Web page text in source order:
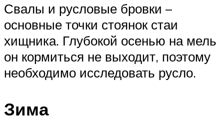
Свалы и русловые бровки –
основные точки стоянок стаи
хищника. Глубокой осенью на мель
он кормиться не выходит, поэтому
необходимо исследовать русло.
Зима